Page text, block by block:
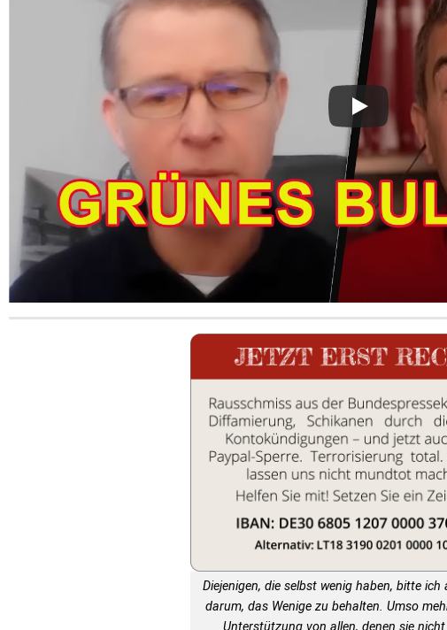
Diejenigen, die selbst wenig haben, bitte ich
darum, das Wenige zu behalten. Umso